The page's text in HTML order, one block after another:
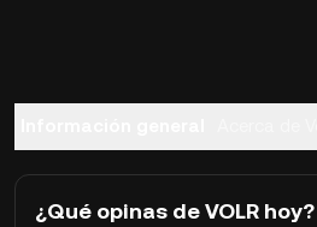
¿Qué opinas de VOLR hoy?